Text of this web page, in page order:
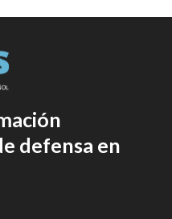
defensa en